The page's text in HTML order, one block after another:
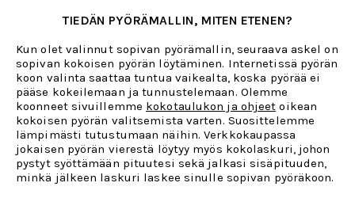
TIEDÄN PYÖRÄMALLIN, MITEN ETENEN?
Kun olet valinnut sopivan pyörämallin, seuraava askel on
sopivan kokoisen pyörän löytäminen. Internetissä pyörän
koon valinta saattaa tuntua vaikealta, koska pyörää ei
pääse kokeilemaan ja tunnustelemaan. Olemme
koonneet sivuillemme kokotaulukon ja ohjeet oikean
kokoisen pyörän valitsemista varten. Suosittelemme
lämpimästi tutustumaan näihin. Verkkokaupassa
jokaisen pyörän vierestä löytyy myös kokolaskuri, johon
pystyt syöttämään pituutesi sekä jalkasi sisäpituuden,
minkä jälkeen laskuri laskee sinulle sopivan pyöräkoon.